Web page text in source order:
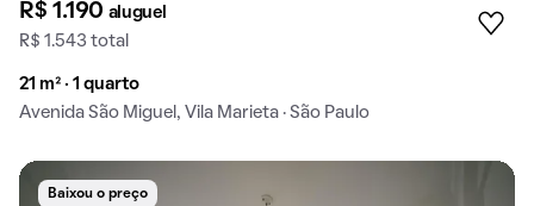
R$ 1.190 aluguel
R$ 1.543 total
21 m² · 1 quarto
Avenida São Miguel, Vila Marieta · São Paulo
Baixou o preço